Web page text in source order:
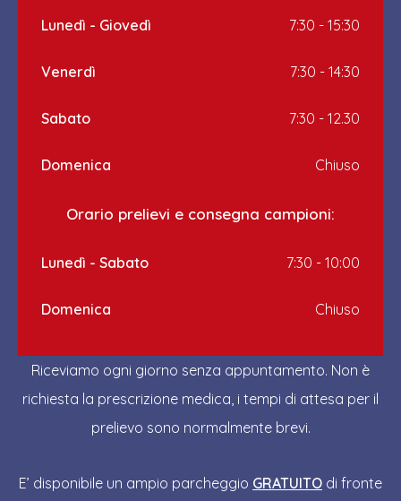
Lunedì - Giovedì 7:30 - 15:30
Venerdì 7:30 - 14:30
Sabato 7:30 - 12.30
Domenica Chiuso
Orario prelievi e consegna campioni:
Lunedì - Sabato 7:30 - 10:00
Domenica Chiuso
Riceviamo ogni giorno senza appuntamento. Non è
richiesta la prescrizione medica, i tempi di attesa per il
prelievo sono normalmente brevi.
E’ disponibile un ampio parcheggio GRATUITO di fronte